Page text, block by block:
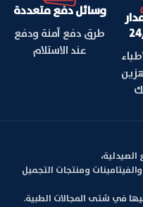
وسائل دفع متعددة
طرق دفع آمنة ودفع
عند الاستلام
ومنتجات التجميل
في شتى المجالات الطبية.